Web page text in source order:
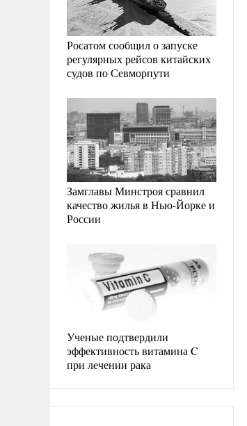
Росатом сообщил о запуске
регулярных рейсов китайских
судов по Севморпути
Замглавы Минстроя сравнил
качество жилья в Нью-Йорке и
России
Ученые подтвердили
эффективность витамина C
при лечении рака